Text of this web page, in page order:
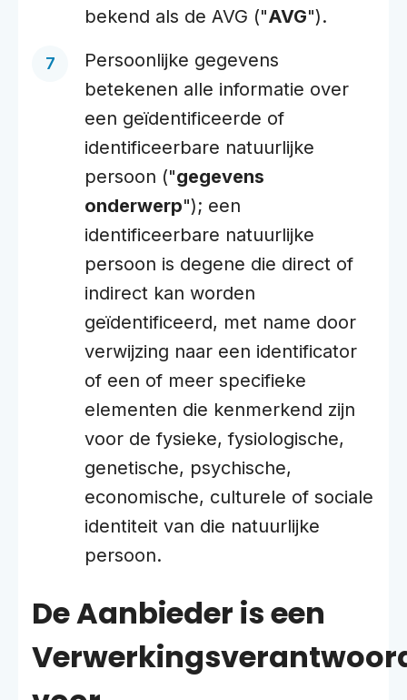
bekend als de AVG ("AVG").
Persoonlijke gegevens
betekenen alle informatie over
een geïdentificeerde of
identificeerbare natuurlijke
persoon ("gegevens
onderwerp"); een
identificeerbare natuurlijke
persoon is degene die direct of
indirect kan worden
geïdentificeerd, met name door
verwijzing naar een identificator
of een of meer specifieke
elementen die kenmerkend zijn
voor de fysieke, fysiologische,
genetische, psychische,
economische, culturele of sociale
identiteit van die natuurlijke
persoon.
De Aanbieder is een